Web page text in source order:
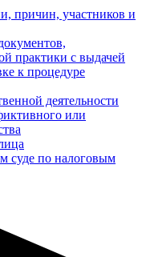
причин, участников и
практики с выдачей
к процедуре
деятельности
или
суде по налоговым